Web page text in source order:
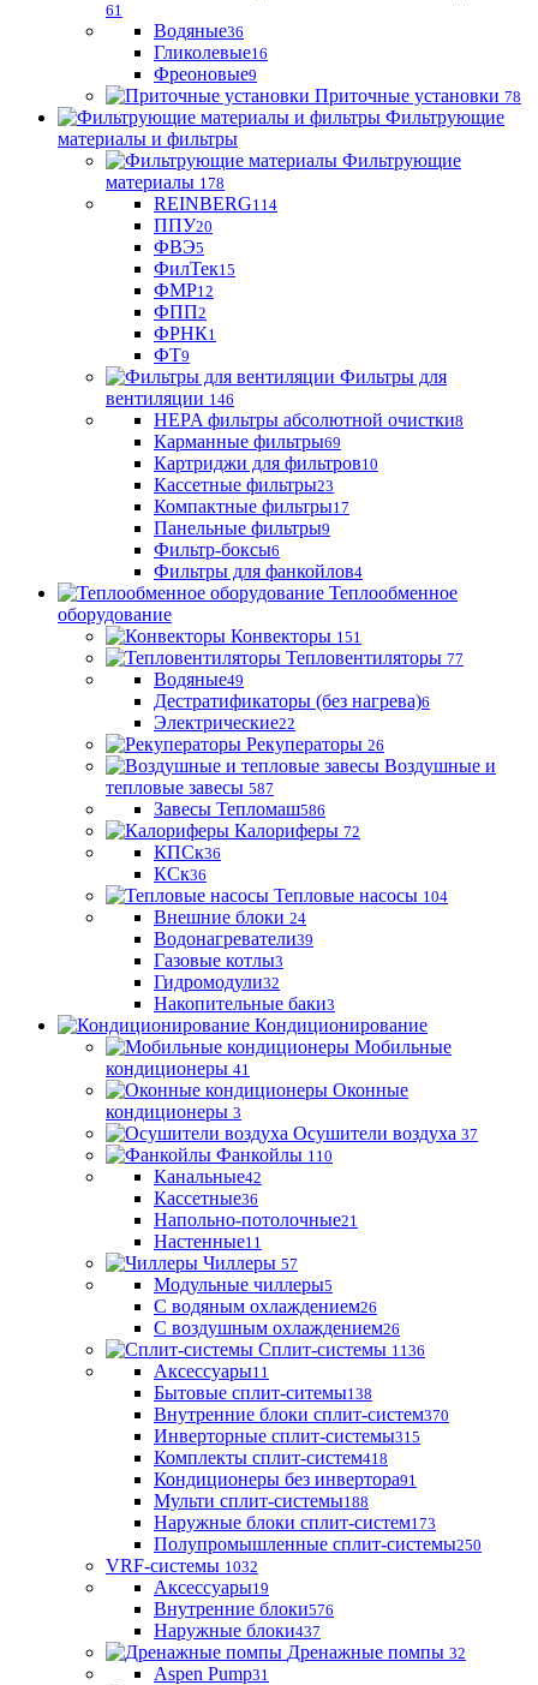
61
Водяные36
Гликолевые16
Фреоновые9
Приточные установки 78
Фильтрующие
материалы и фильтры
Фильтрующие
материaлы 178
REINBERG114
ППУ20
ФВЭ5
ФилТек15
ФМР12
ФПП2
ФРНК1
ФТ9
Фильтры для
вентиляции 146
HEPA фильтры абсолютной очистки8
Карманные фильтры69
Картриджи для фильтров10
Кассетные фильтры23
Компактные фильтры17
Панельные фильтры9
Фильтр-боксы6
Фильтры для фанкойлов4
Теплообменное
оборудование
Конвекторы 151
Тепловентиляторы 77
Водяные49
Дестратификаторы (без нагрева)6
Электрические22
Рекуператоры 26
Воздушные и
тепловые завесы 587
Завесы Тепломаш586
Калориферы 72
КПСк36
КСк36
Тепловые насосы 104
Внешние блоки 24
Водонагреватели39
Газовые котлы3
Гидромодули32
Накопительные баки3
Кондиционирование
Мобильные
кондиционеры 41
Оконные
кондиционеры 3
Осушители воздуха 37
Фанкойлы 110
Канальные42
Кассетные36
Напольно-потолочные21
Настенные11
Чиллеры 57
Модульные чиллеры5
С водяным охлаждением26
С воздушным охлаждением26
Сплит-системы 1136
Аксессуары11
Бытовые сплит-ситемы138
Внутренние блоки сплит-систем370
Инверторные сплит-системы315
Комплекты сплит-систем418
Кондиционеры без инвертора91
Мульти сплит-системы188
Наружные блоки сплит-систем173
Полупромышленные сплит-системы250
VRF-системы 1032
Аксессуары19
Внутренние блоки576
Наружные блоки437
Дренажные помпы 32
Aspen Pump31